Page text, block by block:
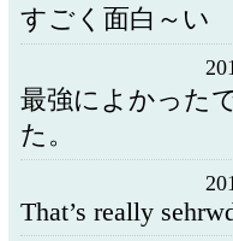
すごく面白～い
最強によかった
た。
That’s really